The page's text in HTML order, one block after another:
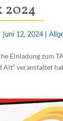
2024
Juni 12, 2024 |
Einladung zum
Alt“ veranstaltet